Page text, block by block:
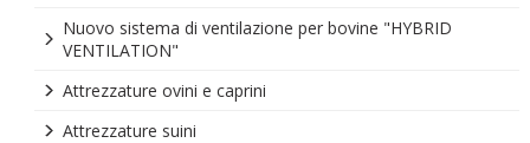
Nuovo sistema di ventilazione per bovine "HYBRID
VENTILATION"
Attrezzature ovini e caprini
Attrezzature suini